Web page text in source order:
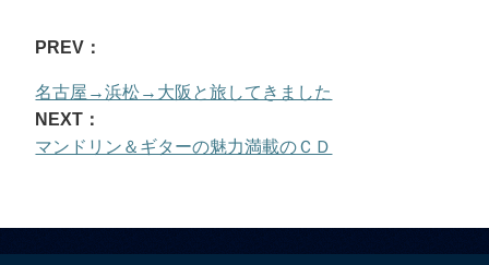
PREV：
名古屋→浜松→大阪と旅してきました
NEXT：
マンドリン＆ギターの魅力満載のＣＤ